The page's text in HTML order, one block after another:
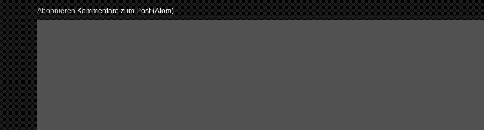
AbonnierenKommentare zum Post (Atom)